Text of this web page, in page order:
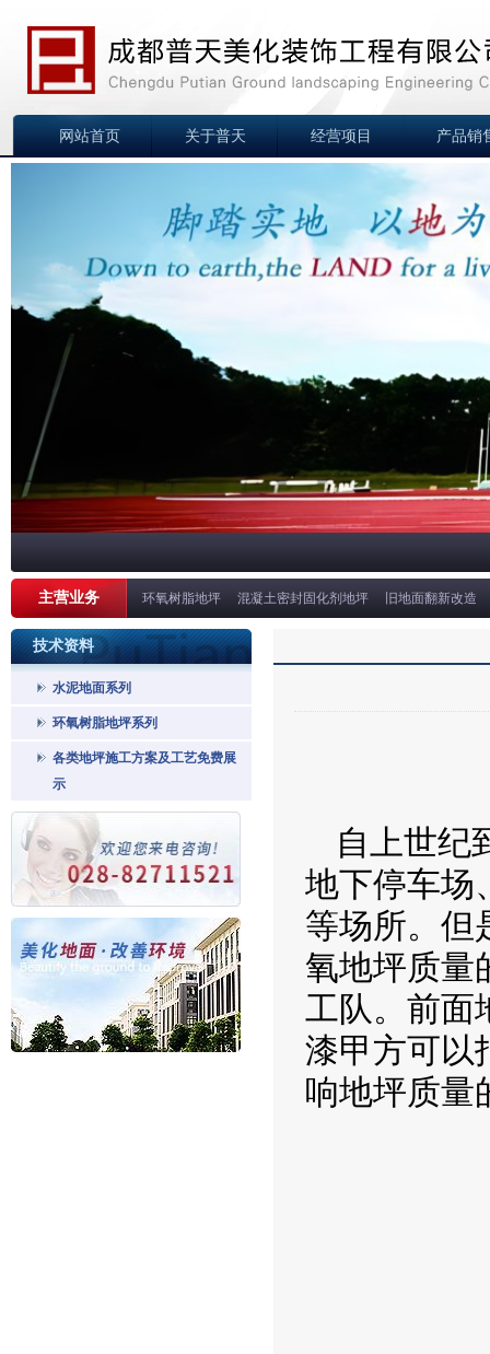
网站首页 关于普天 经营项目 产品销
主营业务 环氧树脂地坪 混凝土密封固化剂地坪 旧地面翻新改造
技术资料
水泥地面系列
环氧树脂地坪系列
各类地坪施工方案及工艺免费展
示
自上世纪
地下停车场
等场所。但
氧地坪质量
工队。前面
漆甲方可以
响地坪质量